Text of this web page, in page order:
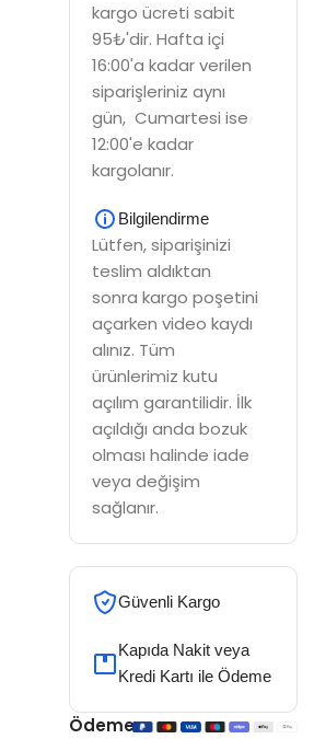
kargo ücreti sabit
95₺'dir. Hafta içi
16:00'a kadar verilen
siparişleriniz aynı
gün, Cumartesi ise
12:00'e kadar
kargolanır.
Bilgilendirme
Lütfen, siparişinizi
teslim aldıktan
sonra kargo poşetini
açarken video kaydı
alınız. Tüm
ürünlerimiz kutu
açılım garantilidir. İlk
açıldığı anda bozuk
olması halinde iade
veya değişim
sağlanır.
Güvenli Kargo
Kapıda Nakit veya
Kredi Kartı ile Ödeme
Ödeme